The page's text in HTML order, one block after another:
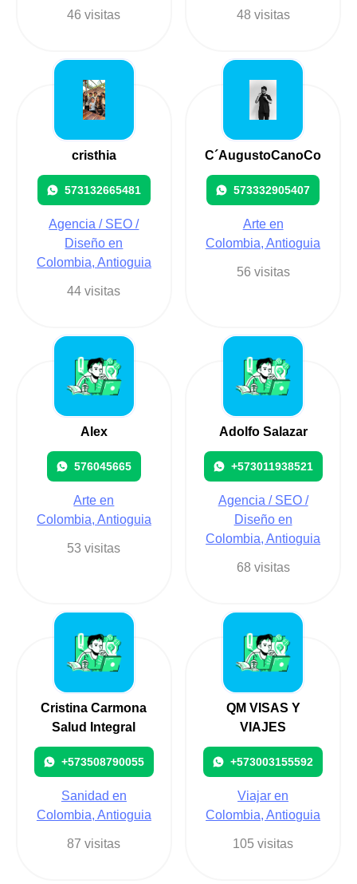
46 visitas 48 visitas
cristhia
573132665481
Agencia / SEO /
Diseño en
Colombia, Antioguia
44 visitas
C´AugustoCanoCo
573332905407
Arte en
Colombia, Antioguia
56 visitas
Alex
576045665
Arte en
Colombia, Antioguia
53 visitas
Adolfo Salazar
+573011938521
Agencia / SEO /
Diseño en
Colombia, Antioguia
68 visitas
Cristina Carmona
Salud Integral
+573508790055
Sanidad en
Colombia, Antioguia
87 visitas
QM VISAS Y
VIAJES
+573003155592
Viajar en
Colombia, Antioguia
105 visitas